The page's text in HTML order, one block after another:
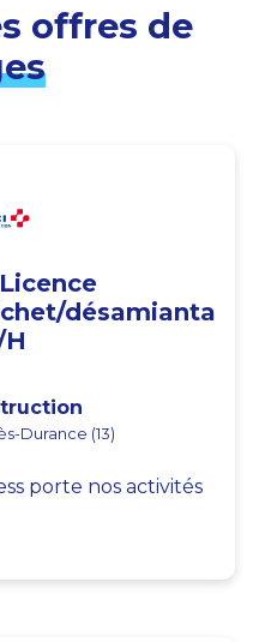
offres de
désamianta
Durance (13)
porte nos activités